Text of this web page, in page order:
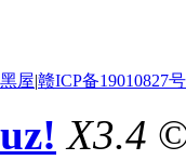
屋|赣ICP备19010827
X3.4